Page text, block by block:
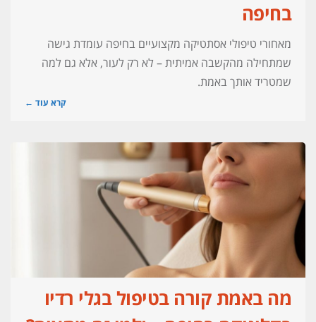
בחיפה
מאחורי טיפולי אסתטיקה מקצועיים בחיפה עומדת גישה
שמתחילה מהקשבה אמיתית – לא רק לעור, אלא גם למה
שמטריד אותך באמת.
קרא עוד ←
מה באמת קורה בטיפול בגלי רדיו